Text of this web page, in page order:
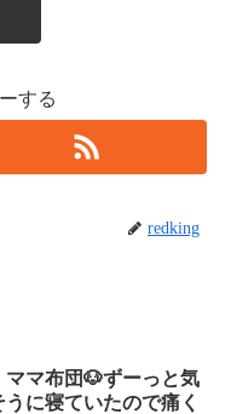
する
redking
ママ布団🐶ずーっと気
に寝ていたので痛く